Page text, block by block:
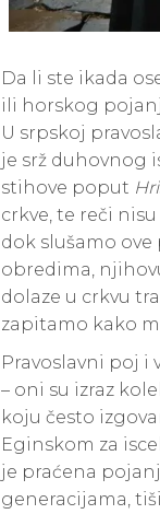
Da li ste ikada
ili horskog
U srpskoj
je srž duhovnog
stihove poput
crkve, te reči
dok slušamo
obredima,
dolaze u crkvu
zapitamo kako
Pravoslavni poj i
– oni su izraz
koju često
Eginskom za
je praćena
generacijama,